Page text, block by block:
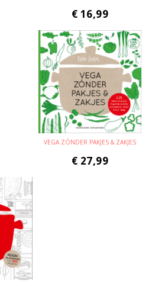
€ 16,99
VEGA ZÓNDER PAKJES & ZAKJES
€ 27,99